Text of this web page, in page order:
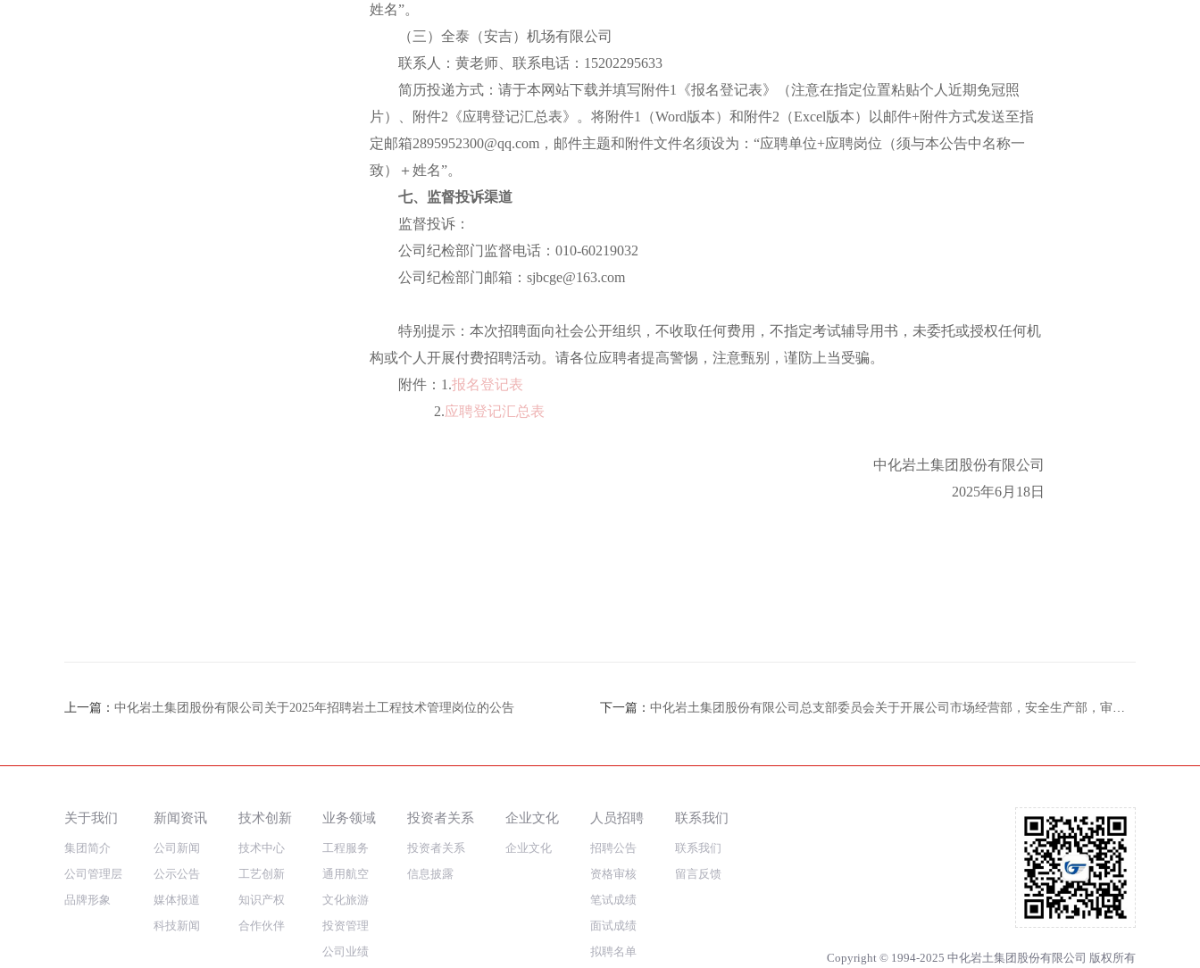
姓名”。
（三）全泰（安吉）机场有限公司
联系人：黄老师、联系电话：15202295633
简历投递方式：请于本网站下载并填写附件1《报名登记表》（注意在指定位置粘贴个人近期免冠照
片）、附件2《应聘登记汇总表》。将附件1（Word版本）和附件2（Excel版本）以邮件+附件方式发送至指
定邮箱2895952300@qq.com，邮件主题和附件文件名须设为：“应聘单位+应聘岗位（须与本公告中名称一
致）＋姓名”。
七、监督投诉渠道
监督投诉：
公司纪检部门监督电话：010-60219032
公司纪检部门邮箱：sjbcge@163.com
特别提示：本次招聘面向社会公开组织，不收取任何费用，不指定考试辅导用书，未委托或授权任何机
构或个人开展付费招聘活动。请各位应聘者提高警惕，注意甄别，谨防上当受骗。
附件： 1.报名登记表
2.应聘登记汇总表
中化岩土集团股份有限公司
2025年6月18日
上一篇： 中化岩土集团股份有限公司关于2025年招聘岩土工程技术管理岗位的公告 下一篇： 中化岩土集团股份有限公司总支部委员会关于开展公司市场经营部，安全生产部，审计部副经理3个管理岗位内部竞聘的公告
关于我们
集团简介
公司管理层
品牌形象
新闻资讯
公司新闻
公示公告
媒体报道
科技新闻
技术创新
技术中心
工艺创新
知识产权
合作伙伴
业务领域
工程服务
通用航空
文化旅游
投资管理
公司业绩
投资者关系
投资者关系
信息披露
企业文化
企业文化
人员招聘
招聘公告
资格审核
笔试成绩
面试成绩
拟聘名单
联系我们
联系我们
留言反馈
Copyright © 1994-2025 中化岩土集团股份有限公司 版权所有